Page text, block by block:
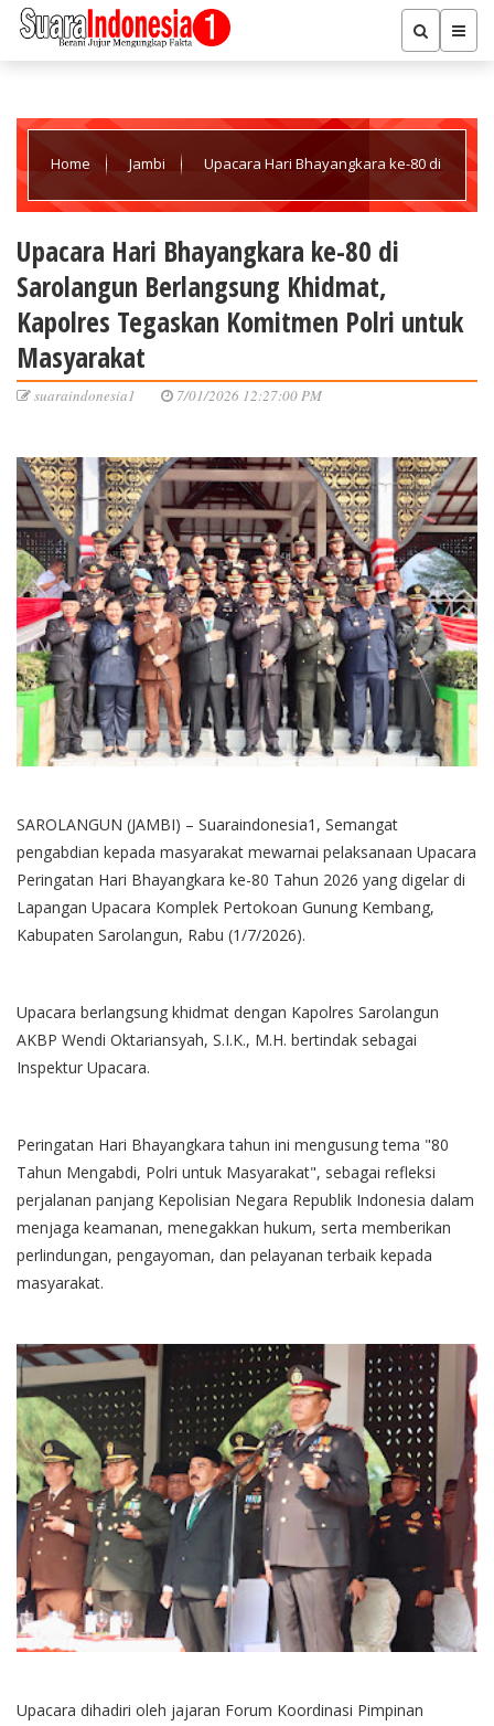
Home Jambi Upacara Hari Bhayangkara ke-80 di
Polri untuk Masyarakat
Upacara Hari Bhayangkara ke-80 di
Sarolangun Berlangsung Khidmat,
Kapolres Tegaskan Komitmen Polri untuk
Masyarakat
suaraindonesia1 7/01/2026 12:27:00 PM
SAROLANGUN (JAMBI) – Suaraindonesia1, Semangat
pengabdian kepada masyarakat mewarnai pelaksanaan Upacara
Peringatan Hari Bhayangkara ke-80 Tahun 2026 yang digelar di
Lapangan Upacara Komplek Pertokoan Gunung Kembang,
Kabupaten Sarolangun, Rabu (1/7/2026).
Upacara berlangsung khidmat dengan Kapolres Sarolangun
AKBP Wendi Oktariansyah, S.I.K., M.H. bertindak sebagai
Inspektur Upacara.
Peringatan Hari Bhayangkara tahun ini mengusung tema "80
Tahun Mengabdi, Polri untuk Masyarakat", sebagai refleksi
perjalanan panjang Kepolisian Negara Republik Indonesia dalam
menjaga keamanan, menegakkan hukum, serta memberikan
perlindungan, pengayoman, dan pelayanan terbaik kepada
masyarakat.
Upacara dihadiri oleh jajaran Forum Koordinasi Pimpinan